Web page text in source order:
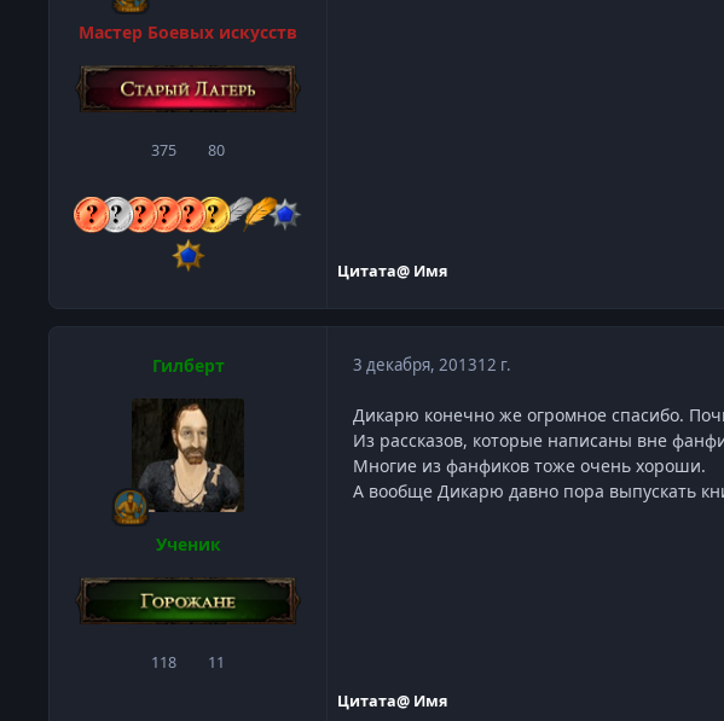
Мастер Боевых искусств
375сообщения
80Репутация
Цитата@ Имя
Гилберт
Ученик
118сообщения
11Репутация
3 декабря, 201312 г.
Дикарю конечно же огромное спасибо.
Из рассказов, которые написаны вне
Многие из фанфиков тоже очень хороши.
А вообще Дикарю давно пора выпускать
Цитата@ Имя